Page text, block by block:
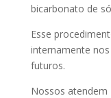
bicarbonato de
Esse
internamente
futuros.
Nossos atendem